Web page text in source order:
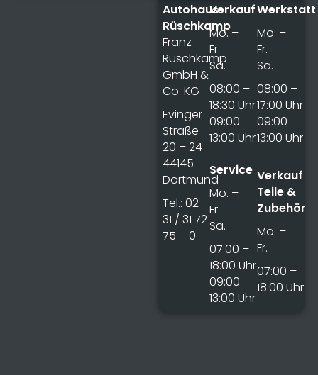
Autohaus
Rüschkamp
Franz
Rüschkamp
GmbH &
Co. KG
Evinger
Straße
20 – 24
44145
Dortmund
Tel.: 02
31 / 31 72
75 – 0
Verkauf
Mo. –
Fr.
Sa.
08:00 –
18:30 Uhr
09:00 –
13:00 Uhr
Service
Mo. –
Fr.
Sa.
07:00 –
18:00 Uhr
09:00 –
13:00 Uhr
Werkstatt
Mo. –
Fr.
Sa.
08:00 –
17:00 Uhr
09:00 –
13:00 Uhr
Verkauf
Teile &
Zubehör
Mo. –
Fr.
07:00 –
18:00 Uhr